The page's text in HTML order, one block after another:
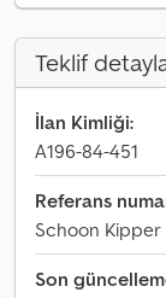
Teklif
İlan Kimliği:
A196-84-451
Referans
Schoon Kipper
Son